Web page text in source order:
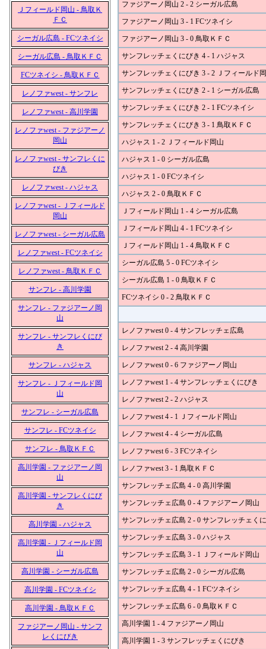
Ｊフィールド岡山 - 鳥取Ｋ
ＦＣ
シーガル広島 - FCツネイシ
シーガル広島 - 鳥取ＫＦＣ
FCツネイシ - 鳥取ＫＦＣ
レノファwest - サンフレ
レノファwest - 高川学園
レノファwest - ファジアーノ
岡山
レノファwest - サンフレくに
びき
レノファwest - ハジャス
レノファwest - Ｊフィールド
岡山
レノファwest - シーガル広島
レノファwest - FCツネイシ
レノファwest - 鳥取ＫＦＣ
サンフレ - 高川学園
サンフレ - ファジアーノ岡
山
サンフレ - サンフレくにび
き
サンフレ - ハジャス
サンフレ - Ｊフィールド岡
山
サンフレ - シーガル広島
サンフレ - FCツネイシ
サンフレ - 鳥取ＫＦＣ
高川学園 - ファジアーノ岡
山
高川学園 - サンフレくにび
き
高川学園 - ハジャス
高川学園 - Ｊフィールド岡
山
高川学園 - シーガル広島
高川学園 - FCツネイシ
高川学園 - 鳥取ＫＦＣ
ファジアーノ岡山 - サンフ
レくにびき
ファジアーノ岡山 2 - 2 シーガル広島
ファジアーノ岡山 3 - 1 FCツネイシ
ファジアーノ岡山 3 - 0 鳥取ＫＦＣ
サンフレッチェくにびき 4 - 1 ハジャス
サンフレッチェくにびき 3 - 2 Ｊフィールド
サンフレッチェくにびき 2 - 1 シーガル広島
サンフレッチェくにびき 2 - 1 FCツネイシ
サンフレッチェくにびき 3 - 1 鳥取ＫＦＣ
ハジャス 1 - 2 Ｊフィールド岡山
ハジャス 1 - 0 シーガル広島
ハジャス 1 - 0 FCツネイシ
ハジャス 2 - 0 鳥取ＫＦＣ
Ｊフィールド岡山 1 - 4 シーガル広島
Ｊフィールド岡山 4 - 1 FCツネイシ
Ｊフィールド岡山 1 - 4 鳥取ＫＦＣ
シーガル広島 5 - 0 FCツネイシ
シーガル広島 1 - 0 鳥取ＫＦＣ
FCツネイシ 0 - 2 鳥取ＫＦＣ
レノファwest 0 - 4 サンフレッチェ広島
レノファwest 2 - 4 高川学園
レノファwest 0 - 6 ファジアーノ岡山
レノファwest 1 - 4 サンフレッチェくにびき
レノファwest 2 - 2 ハジャス
レノファwest 4 - 1 Ｊフィールド岡山
レノファwest 4 - 4 シーガル広島
レノファwest 6 - 3 FCツネイシ
レノファwest 3 - 1 鳥取ＫＦＣ
サンフレッチェ広島 4 - 0 高川学園
サンフレッチェ広島 0 - 4 ファジアーノ岡山
サンフレッチェ広島 2 - 0 サンフレッチェく
サンフレッチェ広島 3 - 0 ハジャス
サンフレッチェ広島 3 - 1 Ｊフィールド岡山
サンフレッチェ広島 2 - 0 シーガル広島
サンフレッチェ広島 4 - 1 FCツネイシ
サンフレッチェ広島 6 - 0 鳥取ＫＦＣ
高川学園 1 - 4 ファジアーノ岡山
高川学園 1 - 3 サンフレッチェくにびき